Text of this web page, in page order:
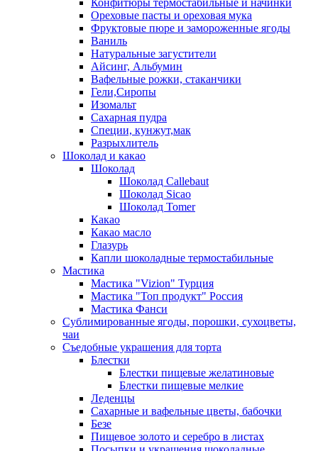
Конфитюры термостабильные и начинки
Ореховые пасты и ореховая мука
Фруктовые пюре и замороженные ягоды
Ваниль
Натуральные загустители
Айсинг, Альбумин
Вафельные рожки, стаканчики
Гели,Сиропы
Изомальт
Сахарная пудра
Специи, кунжут,мак
Разрыхлитель
Шоколад и какао
Шоколад
Шоколад Callebaut
Шоколад Sicao
Шоколад Tomer
Какао
Какао масло
Глазурь
Капли шоколадные термостабильные
Мастика
Мастика "Vizion" Турция
Мастика "Топ продукт" Россия
Мастика Фанси
Сублимированные ягоды, порошки, сухоцветы,
чаи
Съедобные украшения для торта
Блестки
Блестки пищевые желатиновые
Блестки пищевые мелкие
Леденцы
Сахарные и вафельные цветы, бабочки
Безе
Пищевое золото и серебро в листах